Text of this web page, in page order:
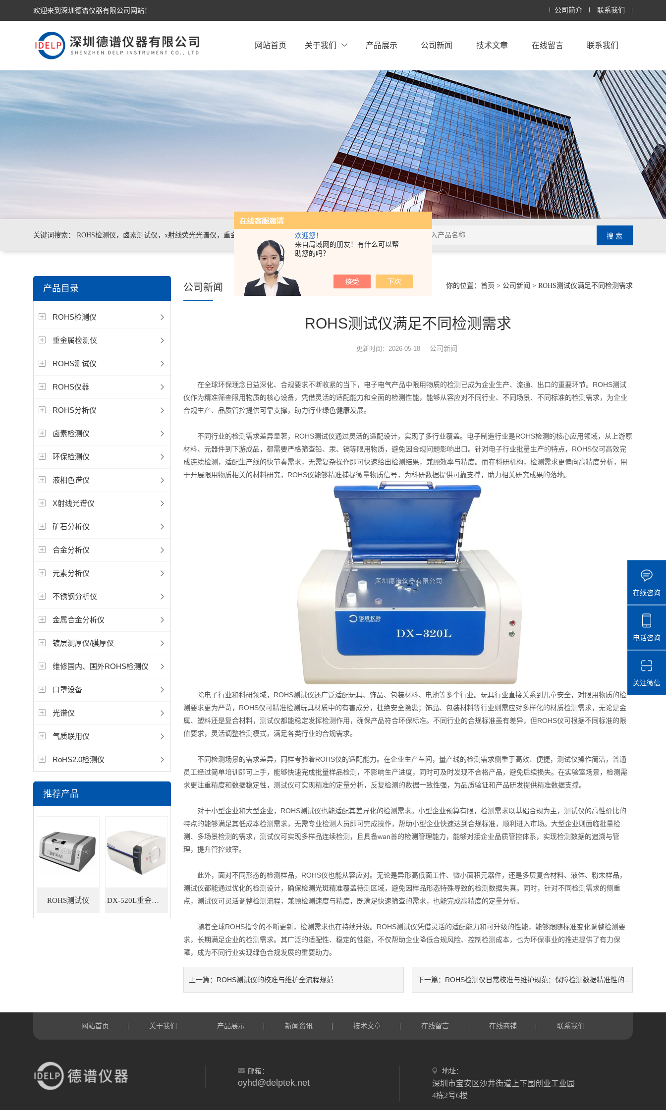
欢迎您！
来自局域网的朋友！有什么可以帮
助您的吗？
欢迎来到深圳德谱仪器有限公司网站！ 公司简介 联系我们
网站首页 关于我们 产品展示 公司新闻 技术文章 在线留言 联系我们
关键词搜索： ROHS检测仪，卤素测试仪，x射线荧光光谱仪，重金属检测仪，镀层膜厚分析仪，
手持合金分析仪，手持矿石分析仪，手持土壤分析仪，ROHS2.0分析仪，rohs十项检测仪，邻苯检
测仪，色谱仪，光谱仪
产品目录
ROHS检测仪
重金属检测仪
ROHS测试仪
ROHS仪器
ROHS分析仪
卤素检测仪
环保检测仪
液相色谱仪
X射线光谱仪
矿石分析仪
合金分析仪
元素分析仪
不锈钢分析仪
金属合金分析仪
镀层测厚仪/膜厚仪
维修国内、国外ROHS检测仪
口罩设备
光谱仪
气质联用仪
RoHS2.0检测仪
推荐产品
ROHS测试仪 DX-520L重金属ROHS检测仪
你的位置： 首页 > 公司新闻 > ROHS测试仪满足不同检测需求
公司新闻
ROHS测试仪满足不同检测需求
更新时间：2026-05-18 公司新闻
在全球环保理念日益深化、合规要求不断收紧的当下，电子电气产品中限用物质的检测已成为企业生产、流通、出口的重要环节。ROHS测试
仪作为精准筛查限用物质的核心设备，凭借灵活的适配能力和全面的检测性能，能够从容应对不同行业、不同场景、不同标准的检测需求，为企业
合规生产、品质管控提供可靠支撑，助力行业绿色健康发展。
不同行业的检测需求差异显著，ROHS测试仪通过灵活的适配设计，实现了多行业覆盖。电子制造行业是ROHS检测的核心应用领域，从上游原
材料、元器件到下游成品，都需要严格筛查铅、汞、镉等限用物质，避免因合规问题影响出口。针对电子行业批量生产的特点，ROHS仪可高效完
成连续检测，适配生产线的快节奏需求，无需复杂操作即可快速给出检测结果，兼顾效率与精度。而在科研机构，检测需求更偏向高精度分析，用
于开展限用物质相关的材料研究，ROHS仪能够精准捕捉微量物质信号，为科研数据提供可靠支撑，助力相关研究成果的落地。
除电子行业和科研领域，ROHS测试仪还广泛适配玩具、饰品、包装材料、电池等多个行业。玩具行业直接关系到儿童安全，对限用物质的检
测要求更为严苛，ROHS仪可精准检测玩具材质中的有害成分，杜绝安全隐患；饰品、包装材料等行业则需应对多样化的材质检测需求，无论是金
属、塑料还是复合材料，测试仪都能稳定发挥检测作用，确保产品符合环保标准。不同行业的合规标准虽有差异，但ROHS仪可根据不同标准的限
值要求，灵活调整检测模式，满足各类行业的合规需求。
不同检测场景的需求差异，同样考验着ROHS仪的适配能力。在企业生产车间，量产线的检测需求侧重于高效、便捷，测试仪操作简洁，普通
员工经过简单培训即可上手，能够快速完成批量样品检测，不影响生产进度，同时可及时发现不合格产品，避免后续损失。在实验室场景，检测需
求更注重精度和数据稳定性，测试仪可实现精准的定量分析，反复检测的数据一致性强，为品质验证和产品研发提供精准数据支撑。
对于小型企业和大型企业，ROHS测试仪也能适配其差异化的检测需求。小型企业预算有限，检测需求以基础合规为主，测试仪的高性价比的
特点的能够满足其低成本检测需求，无需专业检测人员即可完成操作，帮助小型企业快速达到合规标准，顺利进入市场。大型企业则面临批量检
测、多场景检测的需求，测试仪可实现多样品连续检测，且具备wan善的检测管理能力，能够对接企业品质管控体系，实现检测数据的追溯与管
理，提升管控效率。
此外，面对不同形态的检测样品，ROHS仪也能从容应对。无论是异形高低面工件、微小面积元器件，还是多层复合材料、液体、粉末样品，
测试仪都能通过优化的检测设计，确保检测光斑精准覆盖待测区域，避免因样品形态特殊导致的检测数据失真。同时，针对不同检测需求的侧重
点，测试仪可灵活调整检测流程，兼顾检测速度与精度，既满足快速筛查的需求，也能完成高精度的定量分析。
随着全球ROHS指令的不断更新，检测需求也在持续升级。ROHS测试仪凭借灵活的适配能力和可升级的性能，能够跟随标准变化调整检测要
求，长期满足企业的检测需求。其广泛的适配性、稳定的性能，不仅帮助企业降低合规风险、控制检测成本，也为环保事业的推进提供了有力保
障，成为不同行业实现绿色合规发展的重要助力。
上一篇： ROHS测试仪的校准与维护全流程规范 下一篇： ROHS检测仪日常校准与维护规范：保障检测数据精准性的实操手册
网站首页 关于我们 产品展示 新闻资讯 技术文章 在线留言 在线商铺 联系我们
邮箱：
oyhd@delptek.net
地址：
深圳市宝安区沙井街道上下围创业工业园
4栋2号6楼
在线咨询
电话咨询
关注微信